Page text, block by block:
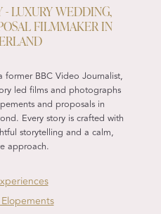
- LUXURY WEDDING,
FILMMAKER IN
BBC Video Journalist,
led films and photographs
and proposals in
Every story is crafted with
storytelling and a calm,
approach.